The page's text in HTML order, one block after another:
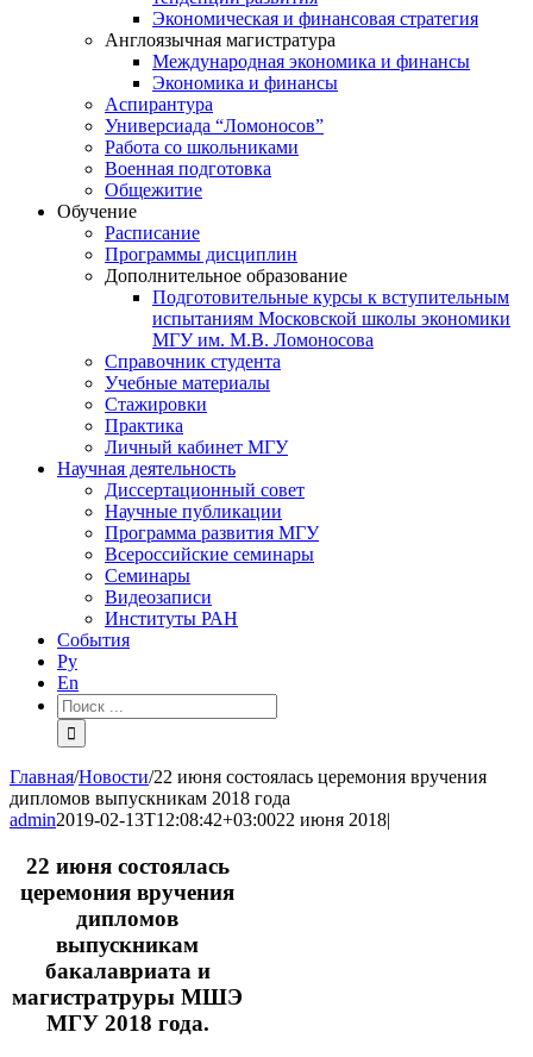
Экономическая и финансовая стратегия
Англоязычная магистратура
Международная экономика и финансы
Экономика и финансы
Аспирантура
Универсиада “Ломоносов”
Работа со школьниками
Военная подготовка
Общежитие
Обучение
Расписание
Программы дисциплин
Дополнительное образование
Подготовительные курсы к вступительным
испытаниям Московской школы экономики
МГУ им. М.В. Ломоносова
Справочник студента
Учебные материалы
Стажировки
Практика
Личный кабинет МГУ
Научная деятельность
Диссертационный совет
Научные публикации
Программа развития МГУ
Всероссийские семинары
Семинары
Видеозаписи
Институты РАН
События
Ру
En
Результат
поиска:
Главная/Новости/22 июня состоялась церемония вручения
дипломов выпускникам 2018 года
admin2019-02-13T12:08:42+03:0022 июня 2018|
22 июня состоялась
церемония вручения
дипломов
выпускникам
бакалавриата и
магистратруры МШЭ
МГУ 2018 года.